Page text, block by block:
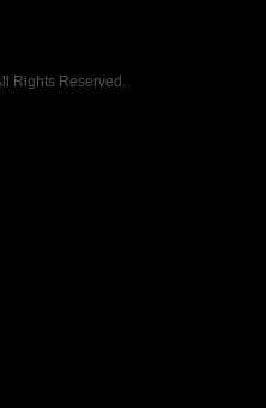
Rights Reserved.